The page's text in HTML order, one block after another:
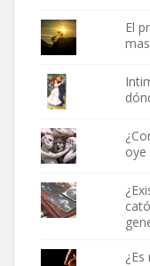
El
oye